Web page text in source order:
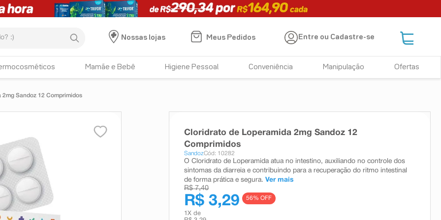
Nossas lojas
Meus Pedidos Entre ou Cadastre-se
Mamãe e Bebê Higiene Pessoal Conveniência Manipulação Ofertas
Sandoz 12 Comprimidos
Cloridrato de Loperamida 2mg Sandoz 12
Comprimidos
SandozCód: 10282
O Cloridrato de Loperamida atua no intestino, auxiliando no controle dos
sintomas da diarreia e contribuindo para a recuperação do ritmo intestinal
de forma prática e segura. Ver mais
R$ 7,40
R$ 3,29 56% OFF
1 X de